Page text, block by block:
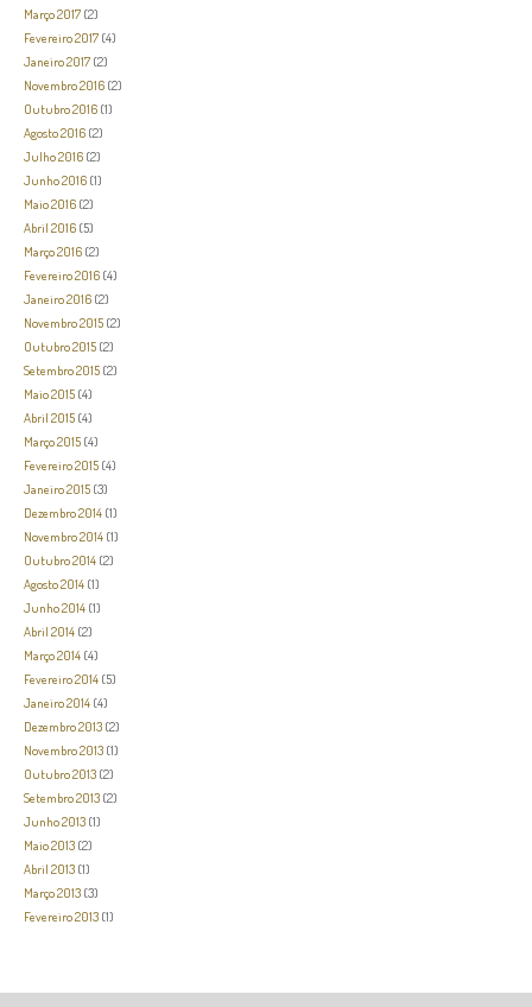
Março 2017 (2)
Fevereiro 2017 (4)
Janeiro 2017 (2)
Novembro 2016 (2)
Outubro 2016 (1)
Agosto 2016 (2)
Julho 2016 (2)
Junho 2016 (1)
Maio 2016 (2)
Abril 2016 (5)
Março 2016 (2)
Fevereiro 2016 (4)
Janeiro 2016 (2)
Novembro 2015 (2)
Outubro 2015 (2)
Setembro 2015 (2)
Maio 2015 (4)
Abril 2015 (4)
Março 2015 (4)
Fevereiro 2015 (4)
Janeiro 2015 (3)
Dezembro 2014 (1)
Novembro 2014 (1)
Outubro 2014 (2)
Agosto 2014 (1)
Junho 2014 (1)
Abril 2014 (2)
Março 2014 (4)
Fevereiro 2014 (5)
Janeiro 2014 (4)
Dezembro 2013 (2)
Novembro 2013 (1)
Outubro 2013 (2)
Setembro 2013 (2)
Junho 2013 (1)
Maio 2013 (2)
Abril 2013 (1)
Março 2013 (3)
Fevereiro 2013 (1)